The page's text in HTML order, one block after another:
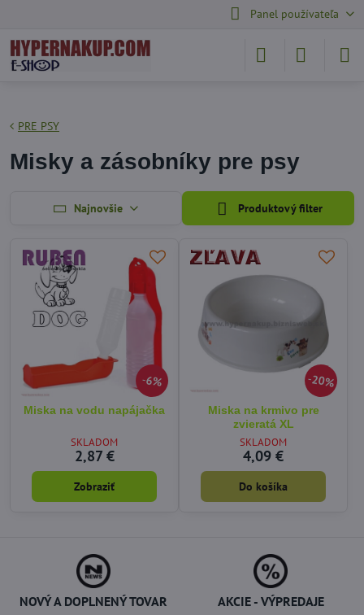
Panel používateľa
PRE PSY
Misky a zásobníky pre psy
Najnovšie Produktový filter
6%
Miska na vodu napájačka
SKLADOM
2,87 €
Zobraziť
20%
Miska na krmivo pre
zvieratá XL
SKLADOM
4,09 €
Do košíka
NOVÝ A DOPLNENÝ TOVAR AKCIE - VÝPREDAJE